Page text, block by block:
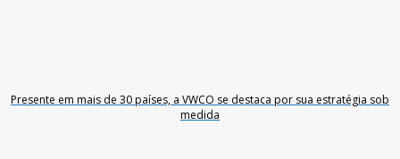
Presente em mais de 30 países, a VWCO se destaca por sua estratégia sob
medida